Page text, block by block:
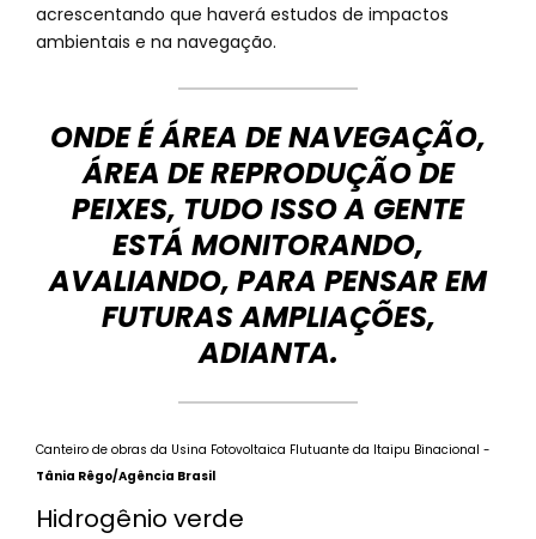
acrescentando que haverá estudos de impactos
ambientais e na navegação.
ONDE É ÁREA DE NAVEGAÇÃO,
ÁREA DE REPRODUÇÃO DE
PEIXES, TUDO ISSO A GENTE
ESTÁ MONITORANDO,
AVALIANDO, PARA PENSAR EM
FUTURAS AMPLIAÇÕES,
ADIANTA.
Canteiro de obras da Usina Fotovoltaica Flutuante da Itaipu Binacional -
Tânia Rêgo/Agência Brasil
Hidrogênio verde